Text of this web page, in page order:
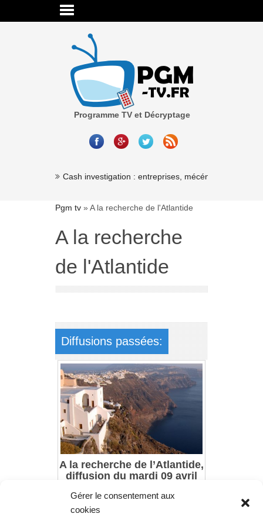
Gérer le consentement aux
cookies
Programme TV et Décryptage
Cash investigation : entreprises, mécénat,
Pgm tv » A la recherche de l'Atlantide
A la recherche
de l'Atlantide
Diffusions passées:
A la recherche de l’Atlantide,
diffusion du mardi 09 avril